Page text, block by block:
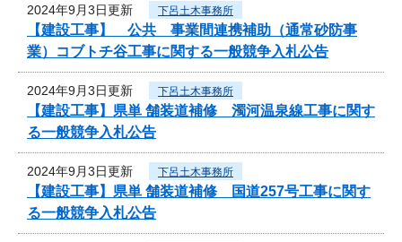
2024年9月3日更新 下呂土木事務所
【建設工事】 公共 事業間連携補助（通常砂防事
業）コブトチ谷工事に関する一般競争入札公告
2024年9月3日更新 下呂土木事務所
【建設工事】県単 舗装道補修 濁河温泉線工事に関す
る一般競争入札公告
2024年9月3日更新 下呂土木事務所
【建設工事】県単 舗装道補修 国道257号工事に関す
る一般競争入札公告